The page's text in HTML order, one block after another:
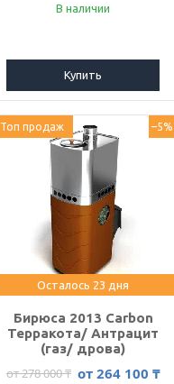
В наличии
Купить
Топ продаж –5%
Осталось 23 дня
Бирюса 2013 Carbon
Терракота/ Антрацит
(газ/ дрова)
от 278 000 ₸ от 264 100 ₸